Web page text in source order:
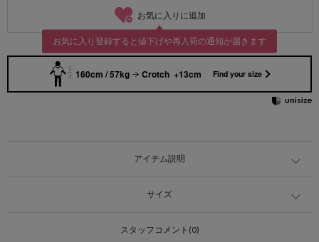
お気に入りに追加
お気に入り登録すると値下げや再入荷の通知が届きます
160cm / 57kg Crotch +13cm Find your size
アイテム説明
サイズ
スタッフコメント(0)